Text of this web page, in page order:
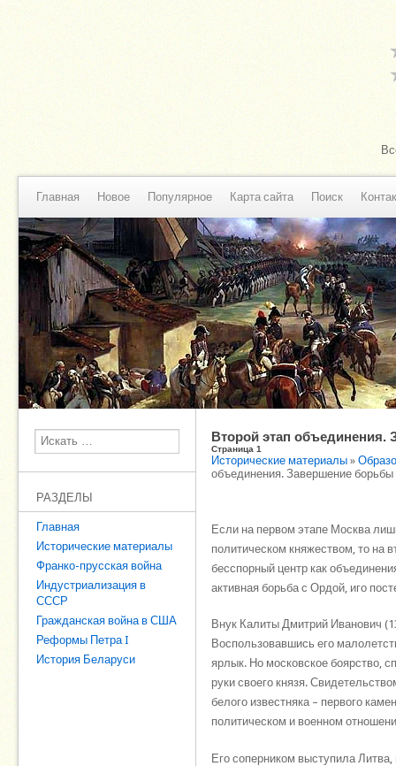
Главная Новое Популярное Карта сайта Поиск
Поиск
РАЗДЕЛЫ
Главная
Исторические материалы
Франко-прусская война
Индустриализация в
СССР
Гражданская война в США
Реформы Петра I
История Беларуси
Второй этап
Страница 1
Исторические материалы »
объединения. Завершение
Если на первом этапе Москва
политическом княжеством, то на
бесспорный центр как
активная борьба с Ордой, иго
Внук Калиты Дмитрий Иванович
Воспользовавшись его
ярлык. Но московское боярство,
руки своего князя.
белого известняка – первого
политическом и военном
Его соперником выступила